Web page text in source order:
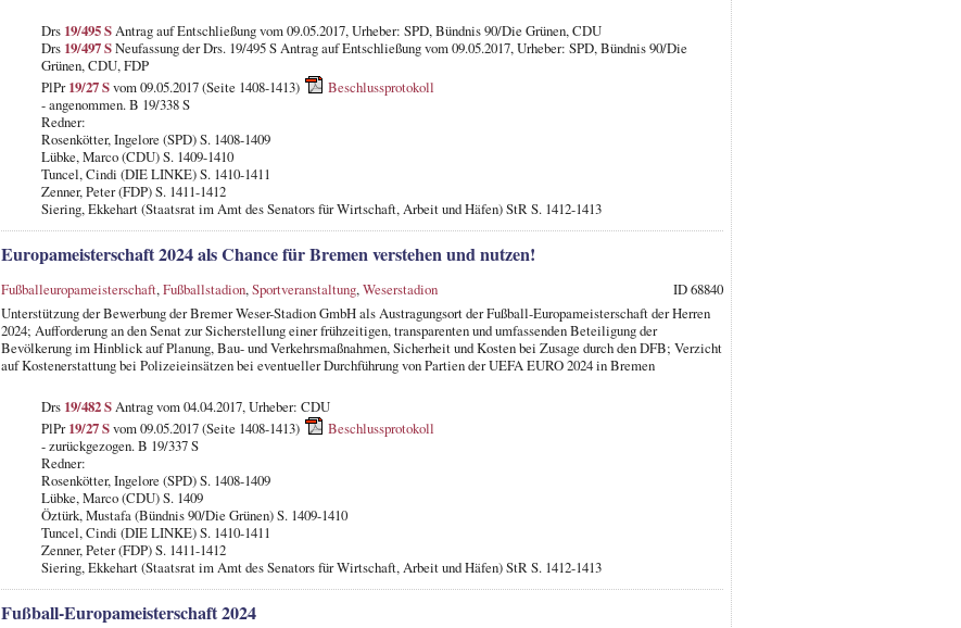
Drs 19/495 SAntrag auf Entschließung vom 09.05.2017, Urheber: SPD, Bündnis 90/Die Grünen, CDU
Drs 19/497 SNeufassung der Drs. 19/495 S Antrag auf Entschließung vom 09.05.2017, Urheber: SPD, Bündnis 90/Die
Grünen, CDU, FDP
PlPr19/27 Svom 09.05.2017 (Seite 1408-1413)
Beschlussprotokoll
- angenommen. B 19/338 S
Redner:
Rosenkötter, Ingelore (SPD) S. 1408-1409
Lübke, Marco (CDU) S. 1409-1410
Tuncel, Cindi (DIE LINKE) S. 1410-1411
Zenner, Peter (FDP) S. 1411-1412
Siering, Ekkehart (Staatsrat im Amt des Senators für Wirtschaft, Arbeit und Häfen) StR S. 1412-1413
Europameisterschaft 2024 als Chance für Bremen verstehen und nutzen!
Fußballeuropameisterschaft,Fußballstadion,Sportveranstaltung,Weserstadion
ID 68840
Unterstützung der Bewerbung der Bremer Weser-Stadion GmbH als Austragungsort der Fußball-Europameisterschaft der Herren
2024; Aufforderung an den Senat zur Sicherstellung einer frühzeitigen, transparenten und umfassenden Beteiligung der
Bevölkerung im Hinblick auf Planung, Bau- und Verkehrsmaßnahmen, Sicherheit und Kosten bei Zusage durch den DFB; Verzicht
auf Kostenerstattung bei Polizeieinsätzen bei eventueller Durchführung von Partien der UEFA EURO 2024 in Bremen
Drs 19/482 SAntrag vom 04.04.2017, Urheber: CDU
PlPr19/27 Svom 09.05.2017 (Seite 1408-1413)
Beschlussprotokoll
- zurückgezogen. B 19/337 S
Redner:
Rosenkötter, Ingelore (SPD) S. 1408-1409
Lübke, Marco (CDU) S. 1409
Öztürk, Mustafa (Bündnis 90/Die Grünen) S. 1409-1410
Tuncel, Cindi (DIE LINKE) S. 1410-1411
Zenner, Peter (FDP) S. 1411-1412
Siering, Ekkehart (Staatsrat im Amt des Senators für Wirtschaft, Arbeit und Häfen) StR S. 1412-1413
Fußball-Europameisterschaft 2024